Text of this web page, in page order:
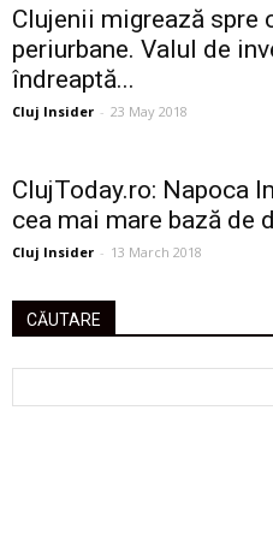
Clujenii migrează spre
periurbane. Valul de
îndreaptă...
Cluj Insider - 23 May 2018
ClujToday.ro: Napoca
cea mai mare bază de
Cluj Insider - 13 March 2018
CĂUTARE